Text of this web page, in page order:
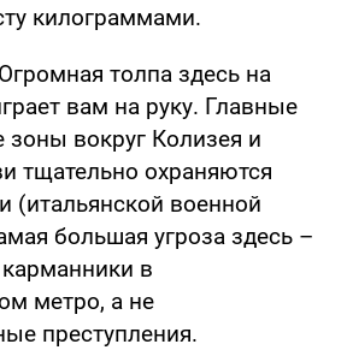
килограммами.
Огромная толпа здесь на
вам на руку. Главные
зоны вокруг Колизея и
тщательно охраняются
(итальянской военной
большая угроза здесь –
в
метро, а не
преступления.